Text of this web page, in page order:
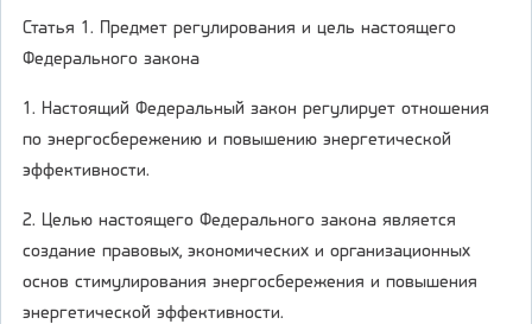
Статья 1. Предмет регулирования и цель настоящего
Федерального закона
1. Настоящий Федеральный закон регулирует отношения
по энергосбережению и повышению энергетической
эффективности.
2. Целью настоящего Федерального закона является
создание правовых, экономических и организационных
основ стимулирования энергосбережения и повышения
энергетической эффективности.